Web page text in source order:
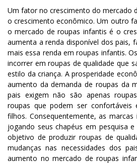
Um fator no crescimento do mercado
o crescimento econômico. Um outro
o mercado de roupas infantis é o
aumenta a renda disponível dos pais,
mais essa renda em roupas infantis.
incorrer em roupas de qualidade que
estilo da criança. A prosperidade
aumento da demanda de roupas da
pais exigem não são apenas
roupas que podem ser confortáveis
filhos. Consequentemente, as
jogando seus chapéus em pesquisa
objetivo de produzir roupas de
mudanças nas necessidades dos
aumento no mercado de roupas